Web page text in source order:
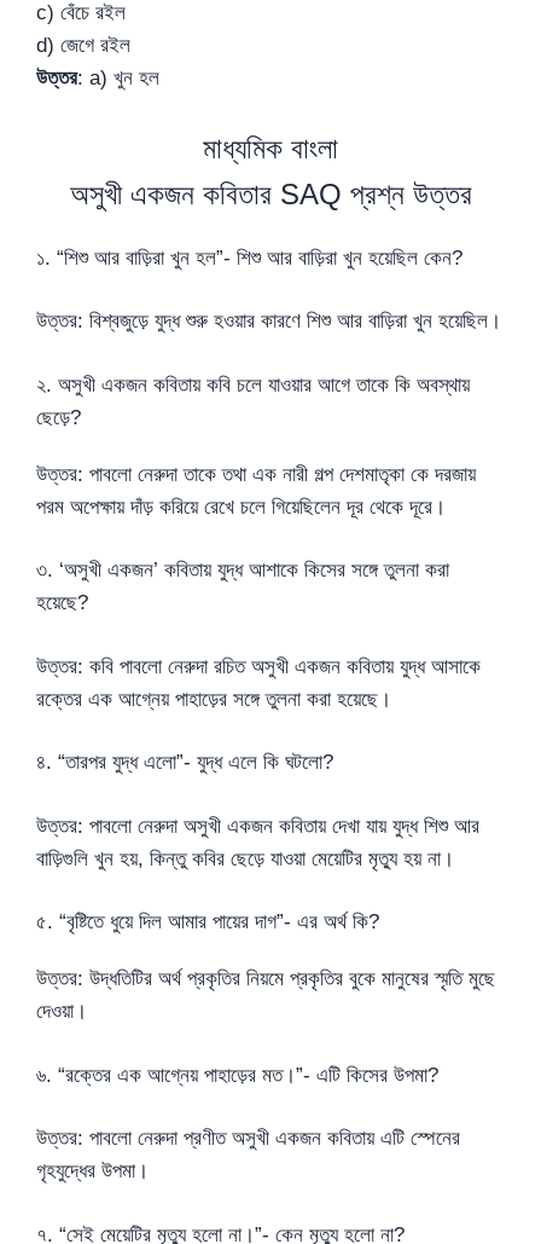
c) বেঁচে রইল
d) জেগে রইল
উত্তর: a) খুন হল
মাধ্যমিক বাংলা
অসুখী একজন কবিতার SAQ প্রশ্ন উত্তর
১. “শিশু আর বাড়িরা খুন হল”- শিশু আর বাড়িরা খুন হয়েছিল কেন?
উত্তর: বিশ্বজুড়ে যুদ্ধ শুরু হওয়ার কারণে শিশু আর বাড়িরা খুন হয়েছিল।
২. অসুখী একজন কবিতায় কবি চলে যাওয়ার আগে তাকে কি অবস্থায়
ছেড়ে?
উত্তর: পাবলো নেরুদা তাকে তথা এক নারী গল্প দেশমাতৃকা কে দরজায়
পরম অপেক্ষায় দাঁড় করিয়ে রেখে চলে গিয়েছিলেন দূর থেকে দূরে।
৩. ‘অসুখী একজন’ কবিতায় যুদ্ধ আশাকে কিসের সঙ্গে তুলনা করা
হয়েছে?
উত্তর: কবি পাবলো নেরুদা রচিত অসুখী একজন কবিতায় যুদ্ধ আসাকে
রক্তের এক আগ্নেয় পাহাড়ের সঙ্গে তুলনা করা হয়েছে।
৪. “তারপর যুদ্ধ এলো”- যুদ্ধ এলে কি ঘটলো?
উত্তর: পাবলো নেরুদা অসুখী একজন কবিতায় দেখা যায় যুদ্ধ শিশু আর
বাড়িগুলি খুন হয়, কিন্তু কবির ছেড়ে যাওয়া মেয়েটির মৃত্যু হয় না।
৫. “বৃষ্টিতে ধুয়ে দিল আমার পায়ের দাগ”- এর অর্থ কি?
উত্তর: উদ্ধতিটির অর্থ প্রকৃতির নিয়মে প্রকৃতির বুকে মানুষের স্মৃতি মুছে
দেওয়া।
৬. “রক্তের এক আগ্নেয় পাহাড়ের মত।”- এটি কিসের উপমা?
উত্তর: পাবলো নেরুদা প্রণীত অসুখী একজন কবিতায় এটি স্পেনের
গৃহযুদ্ধের উপমা।
৭. “সেই মেয়েটির মৃত্যু হলো না।”- কেন মৃত্যু হলো না?